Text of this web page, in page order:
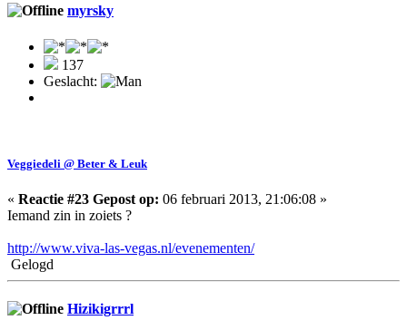
myrsky
137
Geslacht:
Veggiedeli @ Beter & Leuk
« Reactie #23 Gepost op: 06 februari 2013, 21:06:08 »
Iemand zin in zoiets ?
http://www.viva-las-vegas.nl/evenementen/
Gelogd
Hizikigrrrl